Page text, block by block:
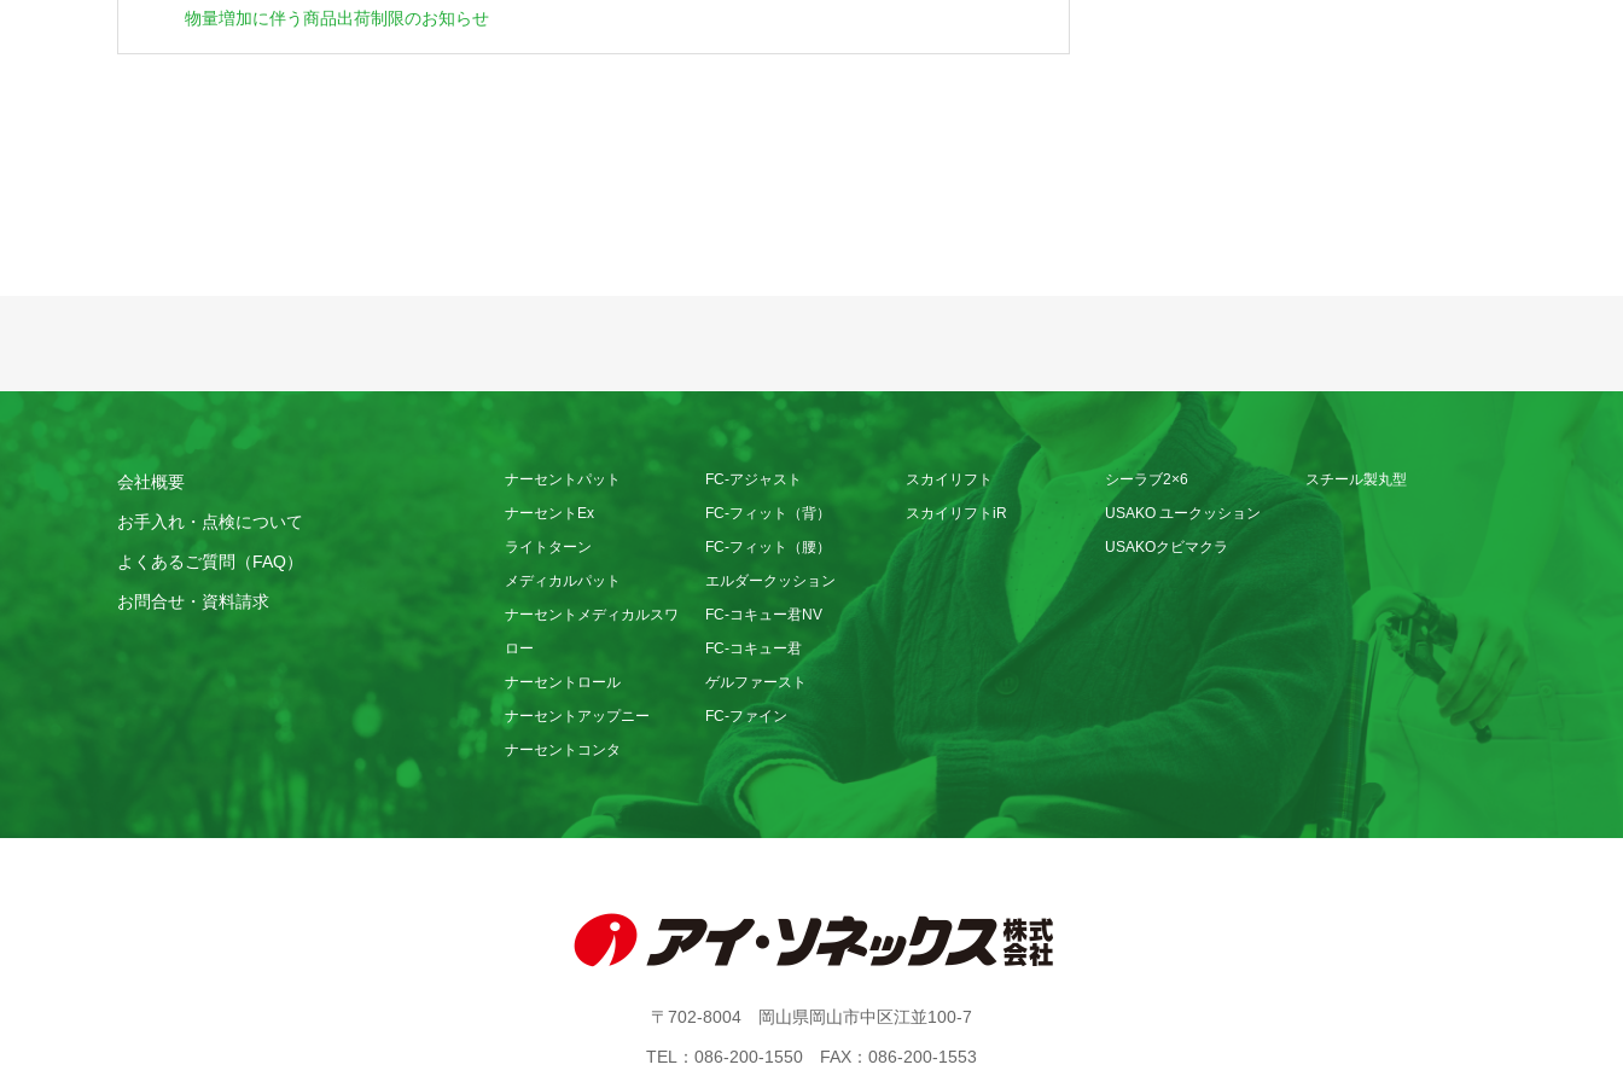
物量増加に伴う商品出荷制限のお知らせ
会社概要
お手入れ・点検について
よくあるご質問（FAQ）
お問合せ・資料請求
ナーセントパット
ナーセントEx
ライトターン
メディカルパット
ナーセントメディカルスワ
ロー
ナーセントロール
ナーセントアップニー
ナーセントコンタ
FC-アジャスト
FC-フィット（背）
FC-フィット（腰）
エルダークッション
FC-コキュー君NV
FC-コキュー君
ゲルファースト
FC-ファイン
スカイリフト
スカイリフトiR
シーラブ2×6
USAKO ユークッション
USAKOクビマクラ
スチール製丸型
〒702-8004 岡山県岡山市中区江並100-7
TEL：086-200-1550 FAX：086-200-1553